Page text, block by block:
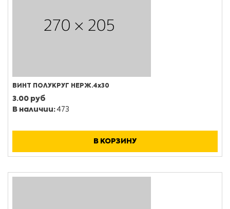
ВИНТ ПОЛУКРУГ НЕРЖ.4х30
3.00 руб
В наличии:473
В КОРЗИНУ